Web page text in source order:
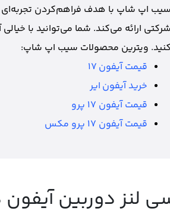
سیب اپ شاپ با هدف فراهم‌کردن تجربه‌ای
شرکتی ارائه می‌کند. شما می‌توانید با
کنید. ویترین محصولات سیب اپ شاپ:
قیمت آیفون 17
خرید آیفون ایر
قیمت آیفون 17 پرو
قیمت آیفون 17 پرو مکس
لنز دوربین